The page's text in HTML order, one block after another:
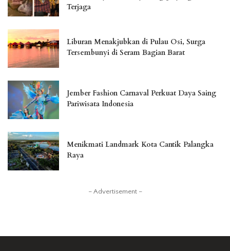
Terjaga
Liburan Menakjubkan di Pulau Osi, Surga
Tersembunyi di Seram Bagian Barat
Jember Fashion Carnaval Perkuat Daya Saing
Pariwisata Indonesia
Menikmati Landmark Kota Cantik Palangka
Raya
– Advertisement –